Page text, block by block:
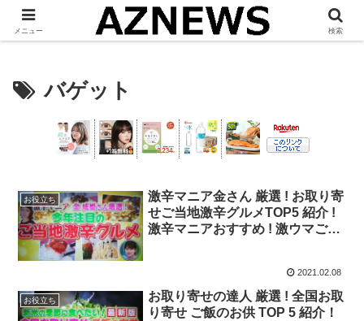
「 見たい・役立つ・面白い 」をお伝えします。
バゲット
お役立ち
激辛マニア金さん 厳選 ! お取り寄
せご当地激辛グルメTOP5 紹介 !
激辛マニアおすすめ ! 激ウマご当
2021.02.08
お役立ち
お取り寄せの達人 厳選 ! 全国お取
り寄せ ご飯のお供 TOP 5 紹介！
メニュー 検索